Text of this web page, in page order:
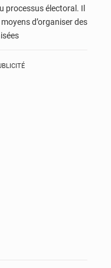
processus électoral. Il
d’organiser des